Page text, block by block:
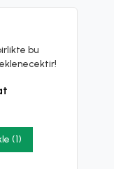
bu
(1)